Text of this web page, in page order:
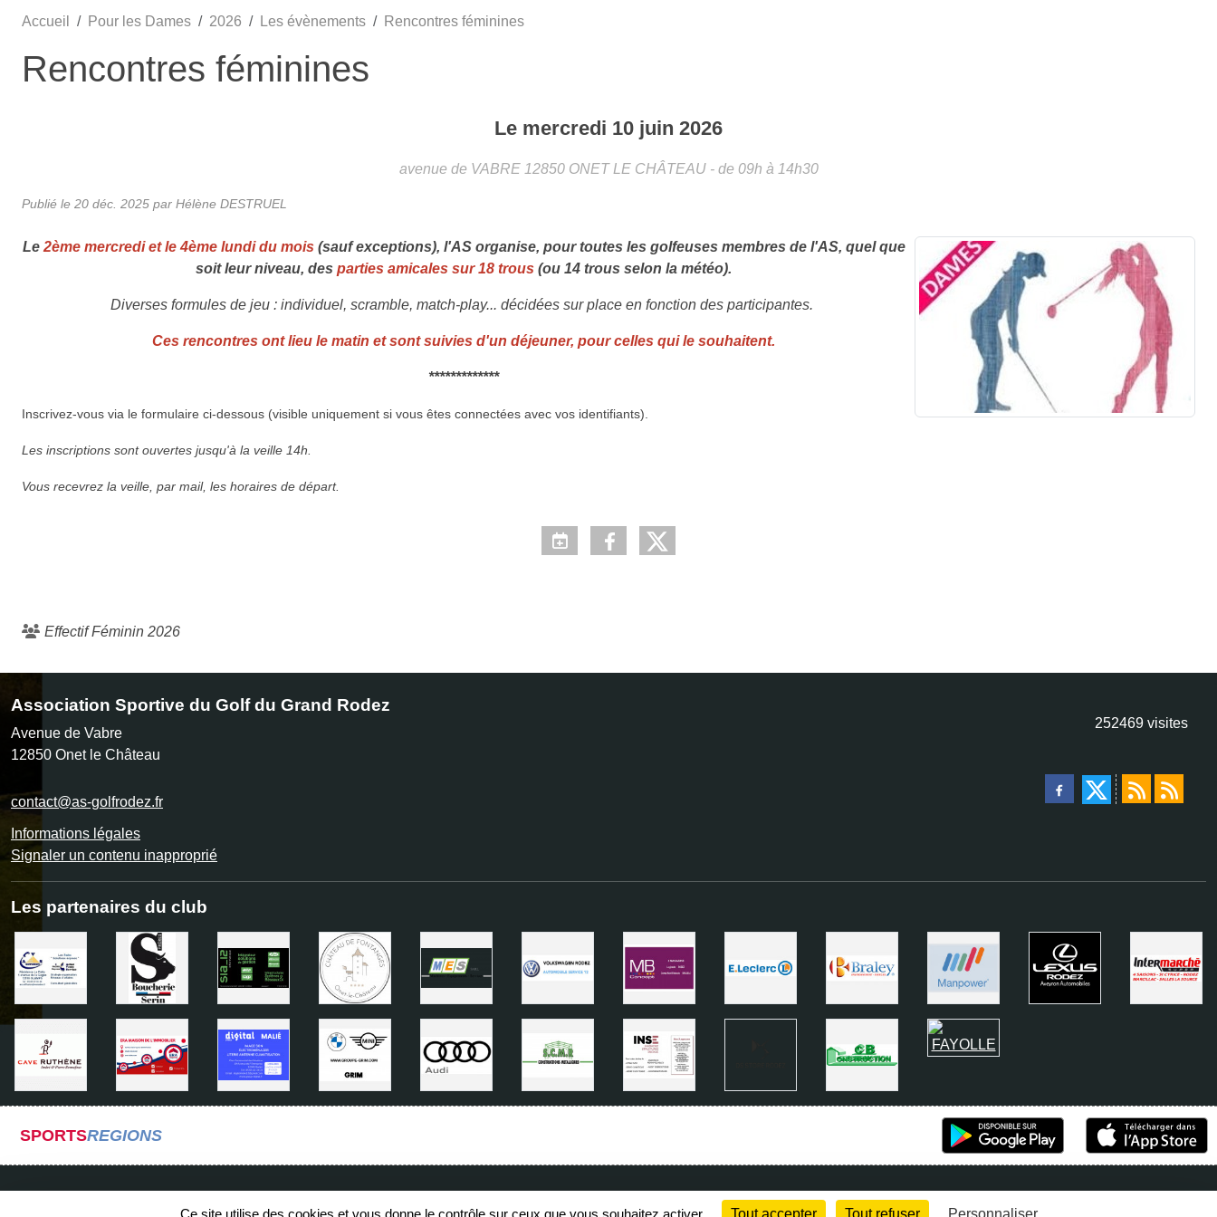
Accueil Pour les Dames 2026 Les évènements Rencontres féminines
Rencontres féminines
Le mercredi 10 juin 2026
avenue de VABRE 12850 ONET LE CHÂTEAU - de 09h à 14h30
Publié le 20 déc. 2025 par Hélène DESTRUEL
Le 2ème mercredi et le 4ème lundi du mois (sauf exceptions), l'AS organise, pour toutes les golfeuses membres de l'AS, quel que
soit leur niveau, des parties amicales sur 18 trous (ou 14 trous selon la météo).
Diverses formules de jeu : individuel, scramble, match-play... décidées sur place en fonction des participantes.
Ces rencontres ont lieu le matin et sont suivies d'un déjeuner, pour celles qui le souhaitent.
*************
Inscrivez-vous via le formulaire ci-dessous (visible uniquement si vous êtes connectées avec vos identifiants).
Les inscriptions sont ouvertes jusqu'à la veille 14h.
Vous recevrez la veille, par mail, les horaires de départ.
Effectif Féminin 2026
Association Sportive du Golf du Grand Rodez
Avenue de Vabre
12850 Onet le Château
contact@as-golfrodez.fr
Informations légales
Signaler un contenu inapproprié
252469 visites
Les partenaires du club
SPORTSREGIONS
Gestion des cookies
Ce site utilise des cookies et vous donne le contrôle sur ceux que vous souhaitez activer Tout accepter Tout refuser Personnaliser